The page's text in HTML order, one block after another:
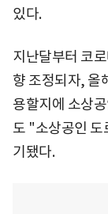
있다.
지난달부터 코
향 조정되자, 올
용할지에 소상
도 "소상공인 도
기됐다.